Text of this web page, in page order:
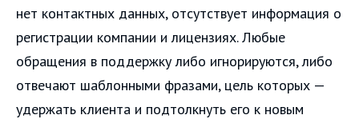
нет контактных данных, отсутствует информация о
регистрации компании и лицензиях. Любые
обращения в поддержку либо игнорируются, либо
отвечают шаблонными фразами, цель которых —
удержать клиента и подтолкнуть его к новым